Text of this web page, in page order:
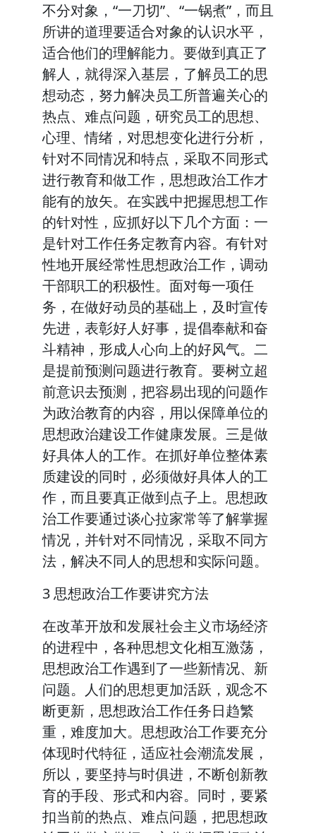
不分对象，“一刀切”、“一锅煮”，而且
所讲的道理要适合对象的认识水平，
适合他们的理解能力。要做到真正了
解人，就得深入基层，了解员工的思
想动态，努力解决员工所普遍关心的
热点、难点问题，研究员工的思想、
心理、情绪，对思想变化进行分析，
针对不同情况和特点，采取不同形式
进行教育和做工作，思想政治工作才
能有的放矢。在实践中把握思想工作
的针对性，应抓好以下几个方面：一
是针对工作任务定教育内容。有针对
性地开展经常性思想政治工作，调动
干部职工的积极性。面对每一项任
务，在做好动员的基础上，及时宣传
先进，表彰好人好事，提倡奉献和奋
斗精神，形成人心向上的好风气。二
是提前预测问题进行教育。要树立超
前意识去预测，把容易出现的问题作
为政治教育的内容，用以保障单位的
思想政治建设工作健康发展。三是做
好具体人的工作。在抓好单位整体素
质建设的同时，必须做好具体人的工
作，而且要真正做到点子上。思想政
治工作要通过谈心拉家常等了解掌握
情况，并针对不同情况，采取不同方
法，解决不同人的思想和实际问题。
3 思想政治工作要讲究方法
在改革开放和发展社会主义市场经济
的进程中，各种思想文化相互激荡，
思想政治工作遇到了一些新情况、新
问题。人们的思想更加活跃，观念不
断更新，思想政治工作任务日趋繁
重，难度加大。思想政治工作要充分
体现时代特征，适应社会潮流发展，
所以，要坚持与时俱进，不断创新教
育的手段、形式和内容。同时，要紧
扣当前的热点、难点问题，把思想政